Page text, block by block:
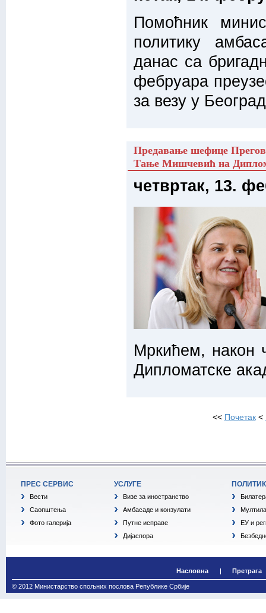
Помоћник
политику
данас са
фебруара
за везу у
Предавање шефице
Тање Мишчевић на
четвртак, 13.
Мркићем, након
Дипломатске
<< Почетак<
ПРЕС СЕРВИС
Вести
Саопштења
Фото галерија
УСЛУГЕ
Визе за иностранство
Амбасаде и конзулати
Путне исправе
Дијаспора
ЕУ и
Насловна Претрага
© 2012 Министарство спољних послова Републике Србије